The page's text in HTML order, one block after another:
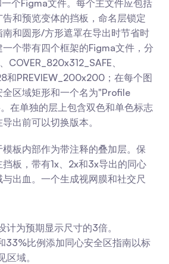
个Figma文件。每个主文件应包括
和预览变体的挡板，命名层锁定
和圆形/方形遮罩在导出时节省时
个带有四个框架的Figma文件，分
COVER_820x312_SAFE、
和PREVIEW_200x200；在每个图
区域矩形和一个名为"Profile
在单独的层上包含双色和单色标志
出前可以切换版本。
板内部作为带注释的叠加层。保
板，带有1x、2x和3x导出的同心
出血。一个生成视网膜和社交尺
计为预期显示尺寸的3倍。
33%比例添加同心安全区指南以标
区域。